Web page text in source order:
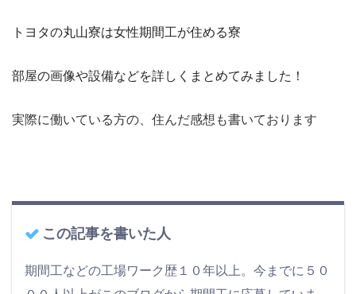
トヨタの丸山寮は女性期間工が住める寮
部屋の画像や設備などを詳しくまとめてみました！
実際に働いている方の、住んだ感想も書いております
この記事を書いた人
期間工などの工場ワーク歴１０年以上。今までに５０